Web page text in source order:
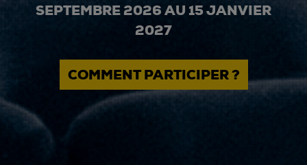
SEPTEMBRE 2026 AU 15 JANVIER
2027
COMMENT PARTICIPER ?